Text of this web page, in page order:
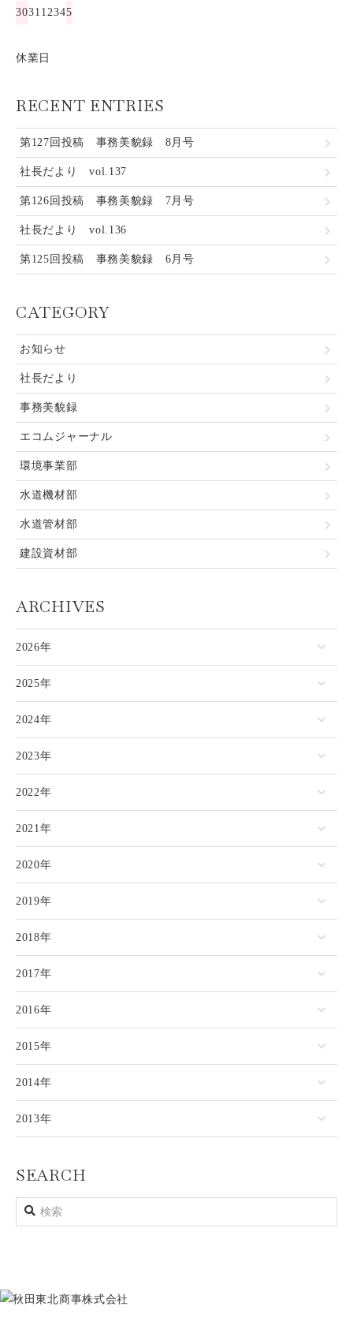
3031 12345
休業日
RECENT ENTRIES
第127回投稿 事務美貌録 8月号
社長だより vol.137
第126回投稿 事務美貌録 7月号
社長だより vol.136
第125回投稿 事務美貌録 6月号
CATEGORY
お知らせ
社長だより
事務美貌録
エコムジャーナル
環境事業部
水道機材部
水道管材部
建設資材部
ARCHIVES
2026年
2025年
2024年
2023年
2022年
2021年
2020年
2019年
2018年
2017年
2016年
2015年
2014年
2013年
SEARCH